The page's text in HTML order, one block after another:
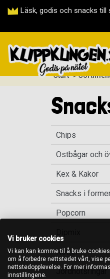
Läsk, godis och snacks till
Start >
Chips
Ostbågar och
Kex & Kakor
Snacks i
Popcorn
Nötter
Jordnötsringar
Vi bruker cookies
Vi kan kan komme til å bruke
om å forbedre nettstedet vårt, vise
nettstedopplevelse. For mer
innstillingene.